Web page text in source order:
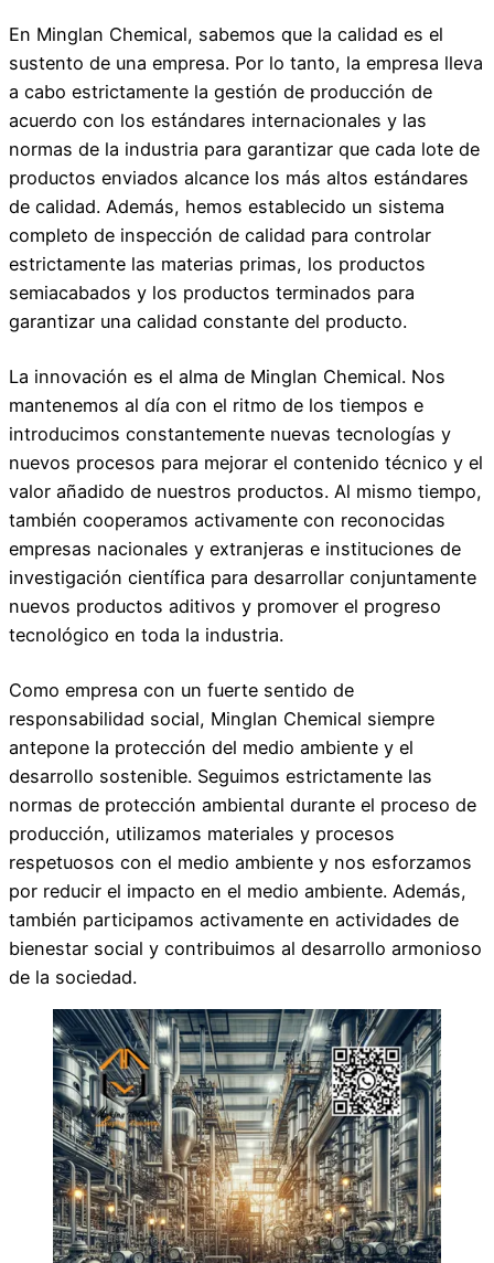
En Minglan Chemical, sabemos que la calidad es el
sustento de una empresa. Por lo tanto, la empresa lleva
a cabo estrictamente la gestión de producción de
acuerdo con los estándares internacionales y las
normas de la industria para garantizar que cada lote de
productos enviados alcance los más altos estándares
de calidad. Además, hemos establecido un sistema
completo de inspección de calidad para controlar
estrictamente las materias primas, los productos
semiacabados y los productos terminados para
garantizar una calidad constante del producto.
La innovación es el alma de Minglan Chemical. Nos
mantenemos al día con el ritmo de los tiempos e
introducimos constantemente nuevas tecnologías y
nuevos procesos para mejorar el contenido técnico y el
valor añadido de nuestros productos. Al mismo tiempo,
también cooperamos activamente con reconocidas
empresas nacionales y extranjeras e instituciones de
investigación científica para desarrollar conjuntamente
nuevos productos aditivos y promover el progreso
tecnológico en toda la industria.
Como empresa con un fuerte sentido de
responsabilidad social, Minglan Chemical siempre
antepone la protección del medio ambiente y el
desarrollo sostenible. Seguimos estrictamente las
normas de protección ambiental durante el proceso de
producción, utilizamos materiales y procesos
respetuosos con el medio ambiente y nos esforzamos
por reducir el impacto en el medio ambiente. Además,
también participamos activamente en actividades de
bienestar social y contribuimos al desarrollo armonioso
de la sociedad.